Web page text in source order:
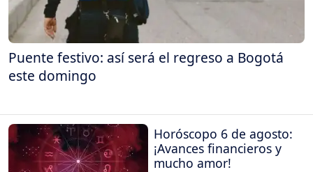
Puente festivo: así será el regreso a Bogotá
este domingo
Horóscopo 6 de agosto:
¡Avances financieros y
mucho amor!